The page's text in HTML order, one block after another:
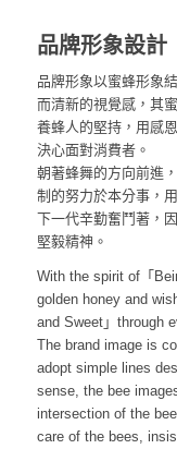
品牌形象設計
品牌形象以蜜蜂形象
而清新的視覺感，其
養蜂人的堅持，用感
決心面對消費者。
朝著蜂舞的方向前進
制的努力於本分事，
下一代辛勤奮鬥著，
堅毅精神。
With the spirit of「
golden honey and
and Sweet」through
The brand image is
adopt simple lines
sense, the bee
intersection of the
care of the bees,